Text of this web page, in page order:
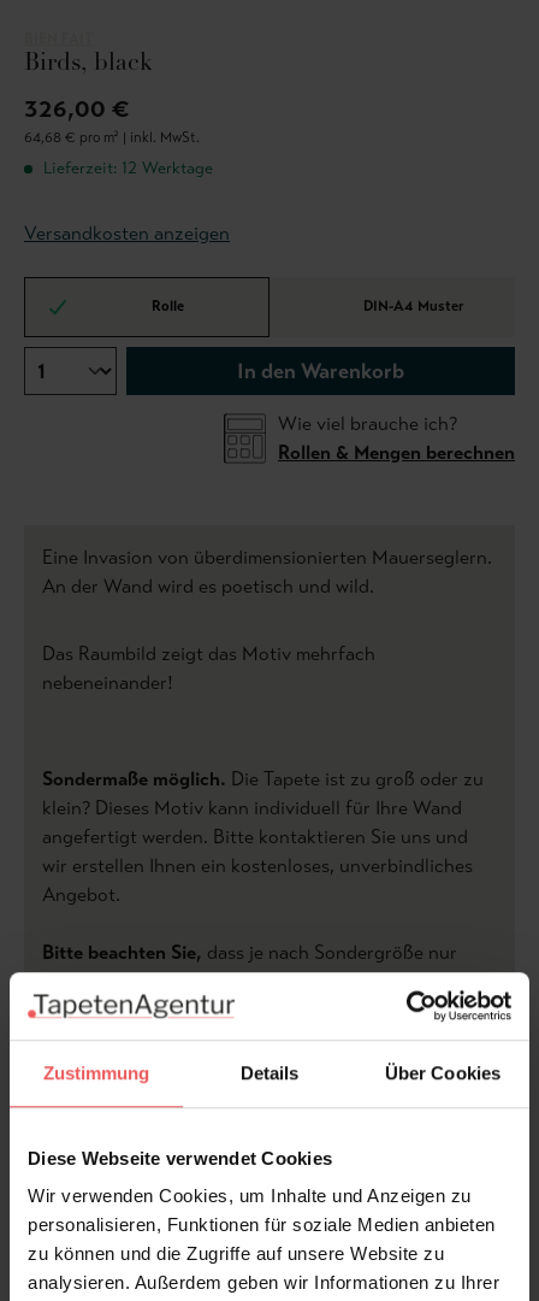
Zustimmung Details Über Cookies
Diese Webseite verwendet Cookies
Wir verwenden Cookies, um Inhalte und Anzeigen zu
personalisieren, Funktionen für soziale Medien anbieten
zu können und die Zugriffe auf unsere Website zu
analysieren. Außerdem geben wir Informationen zu Ihrer
Birds, black
326,00 €
64,68 € pro m² | inkl. MwSt.
Lieferzeit: 12 Werktage
Versandkosten anzeigen
Rolle DIN-A4 Muster
In den Warenkorb
Wie viel brauche ich?
Rollen & Mengen berechnen
Eine Invasion von überdimensionierten Mauerseglern.
An der Wand wird es poetisch und wild.
Das Raumbild zeigt das Motiv mehrfach
nebeneinander!
Sondermaße möglich. Die Tapete ist zu groß oder zu
klein? Dieses Motiv kann individuell für Ihre Wand
angefertigt werden. Bitte kontaktieren Sie uns und
wir erstellen Ihnen ein kostenloses, unverbindliches
Angebot.
Bitte beachten Sie, dass je nach Sondergröße nur
Produktdetails
Bewertungen
FAQ Teilen!